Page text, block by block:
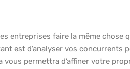
entreprises faire la même chose
est d’analyser vos concurrents
vous permettra d’affiner votre